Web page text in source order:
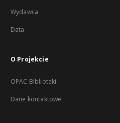
Wydawca
Data
O Projekcie
OPAC Biblioteki
Dane kontaktowe